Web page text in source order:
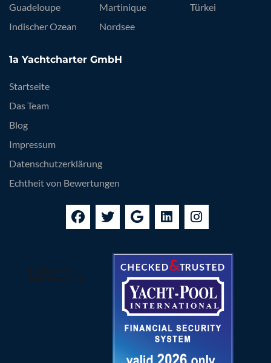
Guadeloupe
Indischer Ozean
Martinique
Nordsee
Türkei
1a Yachtcharter GmbH
Startseite
Das Team
Blog
Impressum
Datenschutzerklärung
Echtheit von Bewertungen